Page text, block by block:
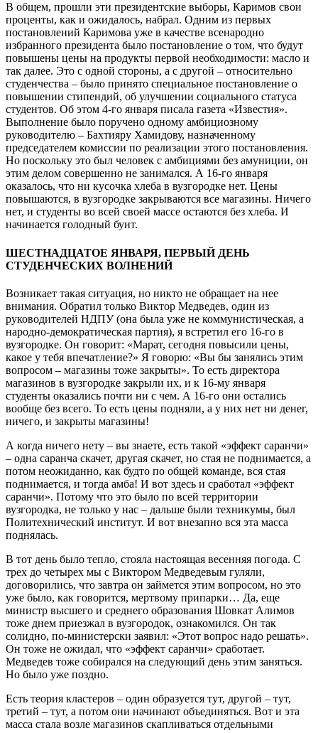
В общем, прошли эти президентские выборы, Каримов свои
проценты, как и ожидалось, набрал. Одним из первых
постановлений Каримова уже в качестве всенародно
избранного президента было постановление о том, что будут
повышены цены на продукты первой необходимости: масло и
так далее. Это с одной стороны, а с другой – относительно
студенчества – было принято специальное постановление о
повышении стипендий, об улучшении социального статуса
студентов. Об этом 4-го января писала газета «Известия».
Выполнение было поручено одному амбициозному
руководителю – Бахтияру Хамидову, назначенному
председателем комиссии по реализации этого постановления.
Но поскольку это был человек с амбициями без амуниции, он
этим делом совершенно не занимался. А 16-го января
оказалось, что ни кусочка хлеба в вузгородке нет. Цены
повышаются, в вузгородке закрываются все магазины. Ничего
нет, и студенты во всей своей массе остаются без хлеба. И
начинается голодный бунт.
ШЕСТНАДЦАТОЕ ЯНВАРЯ, ПЕРВЫЙ ДЕНЬ
СТУДЕНЧЕСКИХ ВОЛНЕНИЙ
Возникает такая ситуация, но никто не обращает на нее
внимания. Обратил только Виктор Медведев, один из
руководителей НДПУ (она была уже не коммунистическая, а
народно-демократическая партия), я встретил его 16-го в
вузгородке. Он говорит: «Марат, сегодня повысили цены,
какое у тебя впечатление?» Я говорю: «Вы бы занялись этим
вопросом – магазины тоже закрыты». То есть директора
магазинов в вузгородке закрыли их, и к 16-му января
студенты оказались почти ни с чем. А 16-го они остались
вообще без всего. То есть цены подняли, а у них нет ни денег,
ничего, и закрыты магазины!
А когда ничего нету – вы знаете, есть такой «эффект саранчи»
– одна саранча скачет, другая скачет, но стая не поднимается, а
потом неожиданно, как будто по общей команде, вся стая
поднимается, и тогда амба! И вот здесь и сработал «эффект
саранчи». Потому что это было по всей территории
вузгородка, не только у нас – дальше были техникумы, был
Политехнический институт. И вот внезапно вся эта масса
поднялась.
В тот день было тепло, стояла настоящая весенняя погода. С
трех до четырех мы с Виктором Медведевым гуляли,
договорились, что завтра он займется этим вопросом, но это
уже было, как говорится, мертвому припарки… Да, еще
министр высшего и среднего образования Шовкат Алимов
тоже днем приезжал в вузгородок, ознакомился. Он так
солидно, по-министерски заявил: «Этот вопрос надо решать».
Он тоже не ожидал, что «эффект саранчи» сработает.
Медведев тоже собирался на следующий день этим заняться.
Но было уже поздно.
Есть теория кластеров – один образуется тут, другой – тут,
третий – тут, а потом они начинают объединяться. Вот и эта
масса стала возле магазинов скапливаться отдельными